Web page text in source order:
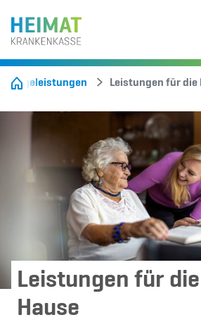
Pflegeleistungen Leistungen für die
Leistungen für
Hause